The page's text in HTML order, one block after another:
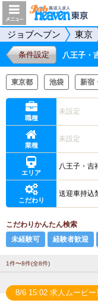
ジョブヘブン 東京
条件設定 八王子・
東京都 池袋 新宿
職種
未設定
業種
未設定
エリア
八王子・吉
こだわり
送迎車持込
こだわりかんたん検索
未経験可
経験者歓迎
1件〜8件(全8件)
8/6 15:02 求人ムービー